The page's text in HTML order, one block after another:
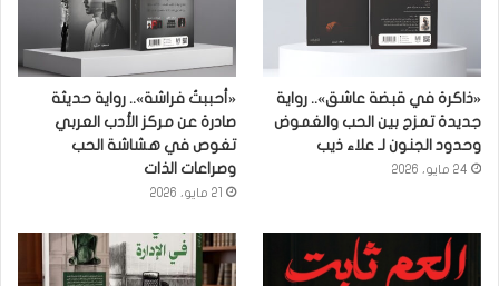
«ذاكرة في قبضة عاشق».. رواية
جديدة تمزج بين الحب والغموض
وحدود الجنون لـ علاء ذيب
24 مايو، 2026
«أحببتُ فراشة».. رواية حديثة
صادرة عن مركز الأدب العربي
تغوص في هشاشة الحب
وصراعات الذات
21 مايو، 2026